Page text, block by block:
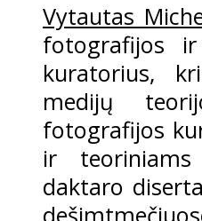
Vytautas
fotografijos
kuratorius,
medijų
fotografijos
ir
daktaro